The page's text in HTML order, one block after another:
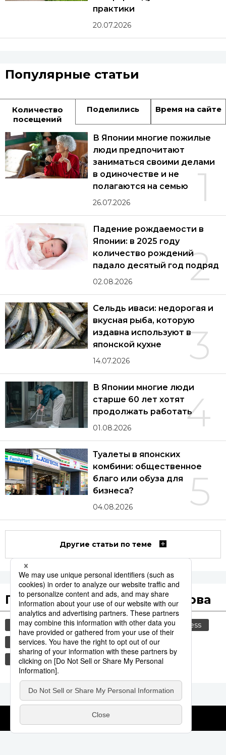
практики
20.07.2026
Популярные статьи
Количество
посещений
Поделились Время на сайте
1
В Японии многие пожилые
люди предпочитают
заниматься своими делами
в одиночестве и не
полагаются на семью
26.07.2026
2
Падение рождаемости в
Японии: в 2025 году
количество рождений
падало десятый год подряд
02.08.2026
3
Сельдь иваси: недорогая и
вкусная рыба, которую
издавна используют в
японской кухне
14.07.2026
4
В Японии многие люди
старше 60 лет хотят
продолжать работать
01.08.2026
5
Туалеты в японских
комбини: общественное
благо или обуза для
бизнеса?
04.08.2026
Другие статьи по теме
Популярные поисковые слова
общество культура политика
jiji press
технологии
история
синкансэн
транспорт
туризм еда и напитки